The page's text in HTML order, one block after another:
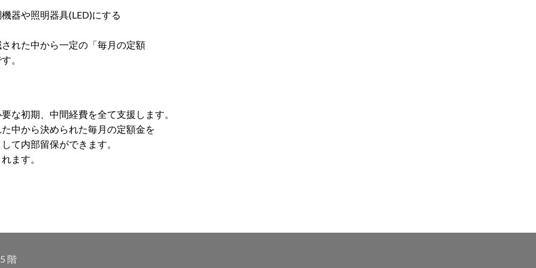
器や照明器具(LED)にする
れた中から一定の「毎月の定額
。
な初期、中間経費を全て支援します。
中から決められた毎月の定額金を
て内部留保ができます。
ます。
階